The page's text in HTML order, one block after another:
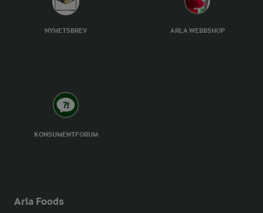
NYHETSBREV ARLA WEBBSHOP
KONSUMENTFORUM
Arla Foods